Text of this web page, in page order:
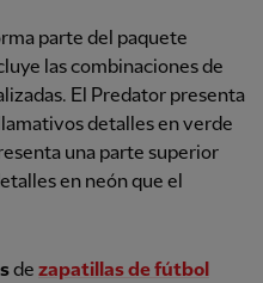
parte del paquete
las combinaciones de
El Predator presenta
detalles en verde
una parte superior
en neón que el
de zapatillas de fútbol